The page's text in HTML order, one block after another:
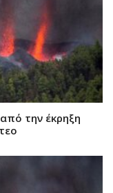
την έκρηξη